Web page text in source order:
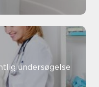
undersøgelse